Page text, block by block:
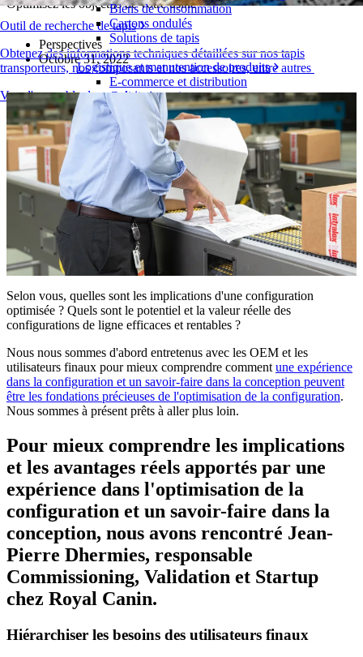
Outil de recherche de tapis
Obtenez des informations techniques détaillées sur nos tapis
transporteurs, nos composants et nos accessoires, entre autres
Vue d'ensemble des produits
Biens de consommation
Cartons ondulés
Solutions de tapis
Logistique et manutention de produits
E-commerce et distribution
Colis et courrier
Automobile et pneus
Pneu
Automobile
Batteries de véhicules électriques
Industriel
Présentation des industries
Optimisez les objectifs de votre usine
Perspectives
Octobre 31, 2022
Selon vous, quelles sont les implications d'une configuration
optimisée ? Quels sont le potentiel et la valeur réelle des
configurations de ligne efficaces et rentables ?
Nous nous sommes d'abord entretenus avec les OEM et les
utilisateurs finaux pour mieux comprendre comment une expérience
dans la configuration et un savoir-faire dans la conception peuvent
être les fondations précieuses de l'optimisation de la configuration.
Nous sommes à présent prêts à aller plus loin.
Pour mieux comprendre les implications
et les avantages réels apportés par une
expérience dans l'optimisation de la
configuration et un savoir-faire dans la
conception, nous avons rencontré Jean-
Pierre Dhermies, responsable
Commissioning, Validation et Startup
chez Royal Canin.
Hiérarchiser les besoins des utilisateurs finaux